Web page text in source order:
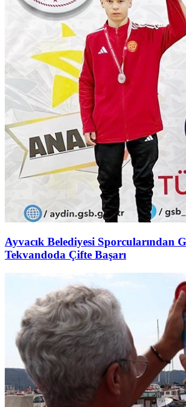
Ayvacık Belediyesi Sporcularından
Tekvandoda Çifte Başarı